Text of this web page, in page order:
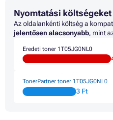
Nyomtatási
Az oldalankénti költség a
jelentősen alacsonyabb, mint
Eredeti toner 1T05JG0NL0
TonerPartner toner 1T05JG0NL0
3 Ft